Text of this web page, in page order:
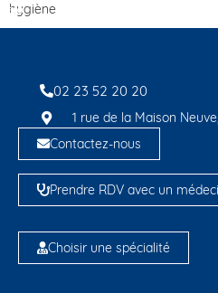
hygiène
02 23 52 20 20
1 rue de la Maison
Contactez-nous
Prendre RDV avec un
Choisir une spécialité